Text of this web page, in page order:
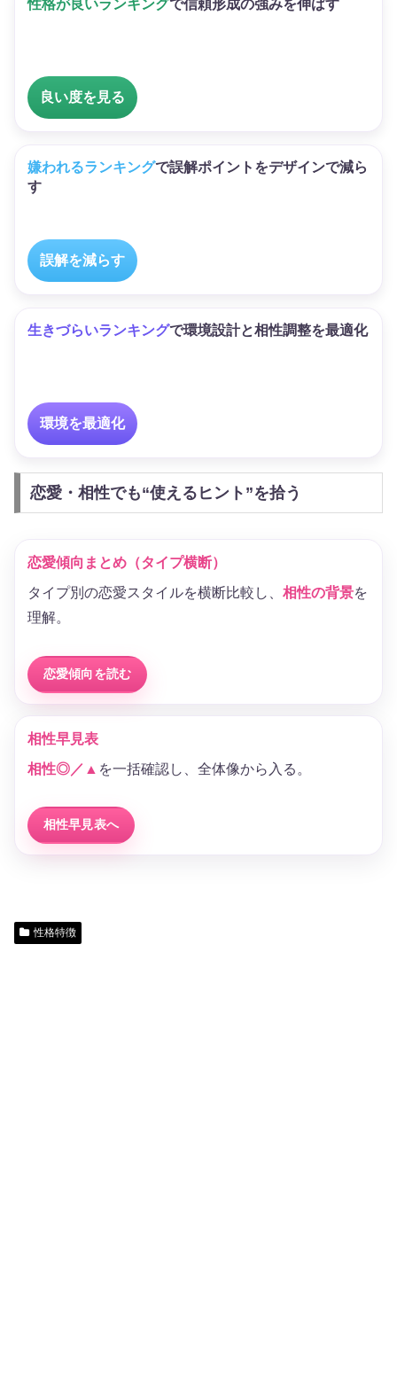
性格が良いランキングで信頼形成の強みを伸ばす
良い度を見る
嫌われるランキングで誤解ポイントをデザインで減ら
す
誤解を減らす
生きづらいランキングで環境設計と相性調整を最適化
環境を最適化
恋愛・相性でも“使えるヒント”を拾う
恋愛傾向まとめ（タイプ横断）
タイプ別の恋愛スタイルを横断比較し、 相性の背景を
理解。
恋愛傾向を読む
相性早見表
相性◎／▲ を一括確認し、全体像から入る。
相性早見表へ
性格特徴